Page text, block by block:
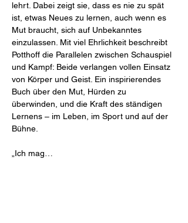
lehrt. Dabei zeigt sie, dass es nie zu spät
ist, etwas Neues zu lernen, auch wenn es
Mut braucht, sich auf Unbekanntes
einzulassen. Mit viel Ehrlichkeit beschreibt
Potthoff die Parallelen zwischen Schauspiel
und Kampf: Beide verlangen vollen Einsatz
von Körper und Geist. Ein inspirierendes
Buch über den Mut, Hürden zu
überwinden, und die Kraft des ständigen
Lernens – im Leben, im Sport und auf der
Bühne.
„Ich mag…